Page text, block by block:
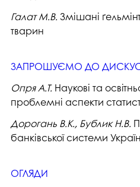
Галат М.В. Змішані
тварин
ЗАПРОШУЄМО ДО
Опря А.Т. Наукові та
проблемні аспекти
Дорогань В.К., Бублик Н.В.
банківської системи
ОГЛЯДИ